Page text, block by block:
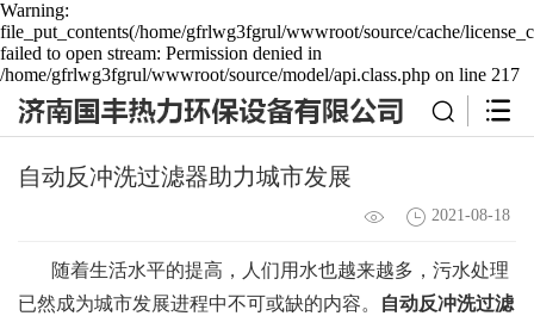
Warning:
file_put_contents(/home/gfrlwg3fgrul/wwwroot/source/cache/
failed to open stream: Permission denied in
/home/gfrlwg3fgrul/wwwroot/source/model/api.class.php on line 217
自动反冲洗过滤器助力城市发展
2021-08-18
随着生活水平的提高，人们用水也越来越多，污水处理
已然成为城市发展进程中不可或缺的内容。
自动反冲洗过滤